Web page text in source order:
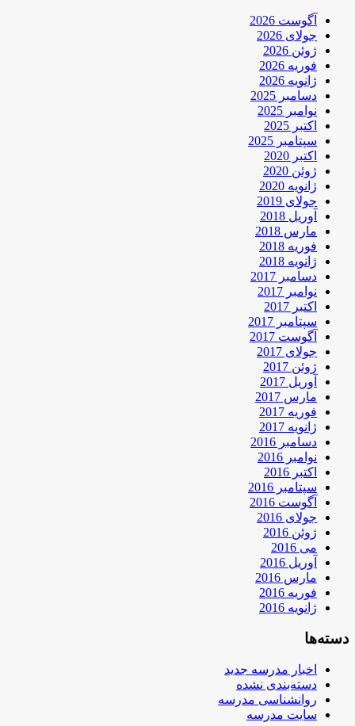
آگوست 2026
جولای 2026
ژوئن 2026
فوریه 2026
ژانویه 2026
دسامبر 2025
نوامبر 2025
اکتبر 2025
سپتامبر 2025
اکتبر 2020
ژوئن 2020
ژانویه 2020
جولای 2019
آوریل 2018
مارس 2018
فوریه 2018
ژانویه 2018
دسامبر 2017
نوامبر 2017
اکتبر 2017
سپتامبر 2017
آگوست 2017
جولای 2017
ژوئن 2017
آوریل 2017
مارس 2017
فوریه 2017
ژانویه 2017
دسامبر 2016
نوامبر 2016
اکتبر 2016
سپتامبر 2016
آگوست 2016
جولای 2016
ژوئن 2016
می 2016
آوریل 2016
مارس 2016
فوریه 2016
ژانویه 2016
دسته‌ها
اخبار مدرسه جدید
دسته‌بندی نشده
روانشناسی مدرسه
سایت مدرسه